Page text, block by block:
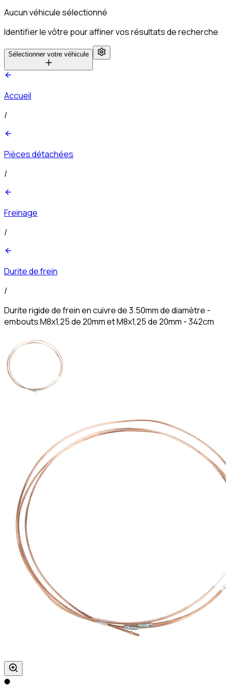
Aucun véhicule sélectionné
Identifier le vôtre pour affiner vos résultats de recherche
Sélectionner votre véhicule
Accueil
/
Pièces détachées
/
Freinage
/
Durite de frein
/
Durite rigide de frein en cuivre de 3.50mm de diamètre -
embouts M8x1,25 de 20mm et M8x1,25 de 20mm - 342cm